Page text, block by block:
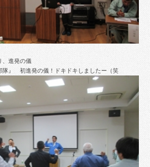
、進発の儀
隊』 初進発の儀！ドキドキしましたー（笑